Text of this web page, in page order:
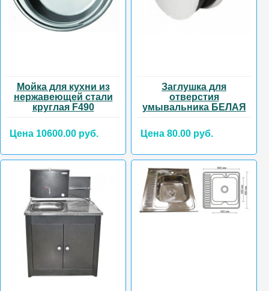
Мойка для кухни из
нержавеющей стали
круглая F490
Цена 10600.00 руб.
Заглушка для
отверстия
умывальника БЕЛАЯ
Цена 80.00 руб.